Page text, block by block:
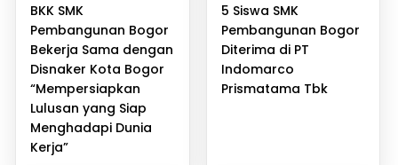
BKK SMK
Pembangunan Bogor
Bekerja Sama dengan
Disnaker Kota Bogor
“Mempersiapkan
Lulusan yang Siap
Menghadapi Dunia
Kerja”
5 Siswa SMK
Pembangunan Bogor
Diterima di PT
Indomarco
Prismatama Tbk